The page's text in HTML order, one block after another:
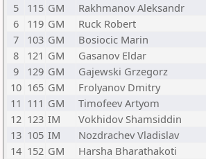
5
115 GM Rakhmanov Aleksandr
6
119 GM Ruck Robert
7
103 GM Bosiocic Marin
8
121 GM Gasanov Eldar
9
129 GM Gajewski Grzegorz
10 165 GM Frolyanov Dmitry
11 111 GM Timofeev Artyom
12 123 IM Vokhidov Shamsiddin
13 105 IM Nozdrachev Vladislav
14 152 GM Harsha Bharathakoti